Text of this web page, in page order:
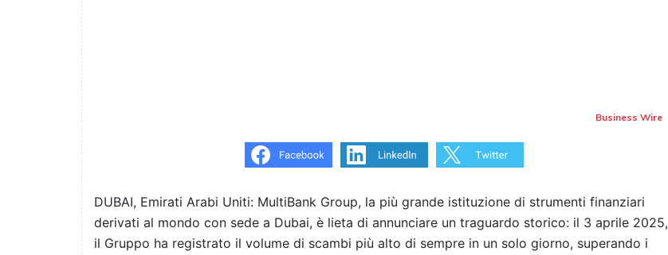
Business Wire
DUBAI, Emirati Arabi Uniti: MultiBank Group, la più grande istituzione di strumenti finanziari
derivati al mondo con sede a Dubai, è lieta di annunciare un traguardo storico: il 3 aprile 2025,
il Gruppo ha registrato il volume di scambi più alto di sempre in un solo giorno, superando i